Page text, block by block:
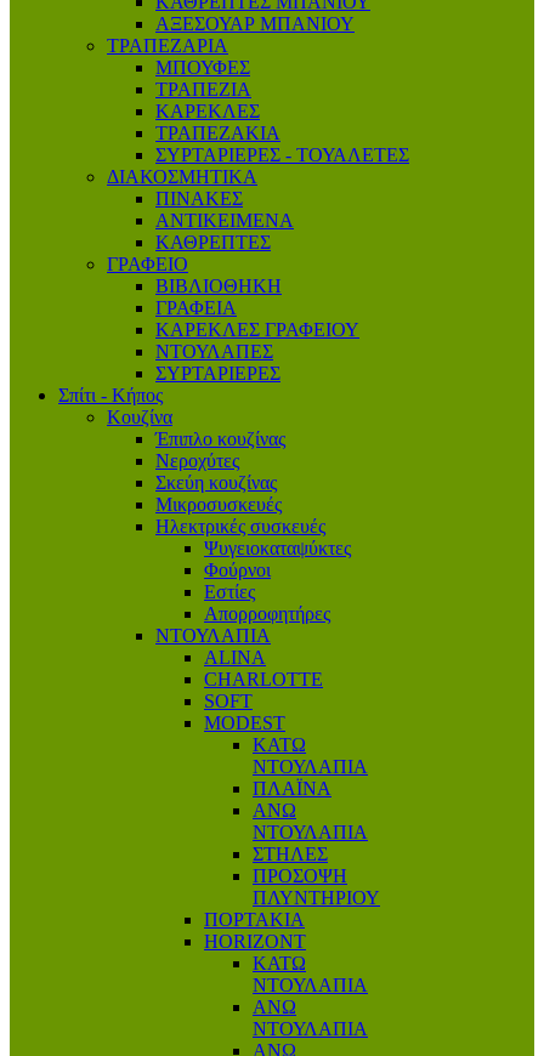
ΑΞΕΣΟΥΑΡ ΜΠΑΝΙΟΥ
ΤΡΑΠΕΖΑΡΙΑ
ΜΠΟΥΦΕΣ
ΤΡΑΠΕΖΙΑ
ΚΑΡΕΚΛΕΣ
ΤΡΑΠΕΖΑΚΙΑ
ΣΥΡΤΑΡΙΕΡΕΣ - ΤΟΥΑΛΕΤΕΣ
ΔΙΑΚΟΣΜΗΤΙΚΑ
ΠΙΝΑΚΕΣ
ΑΝΤΙΚΕΙΜΕΝΑ
ΚΑΘΡΕΠΤΕΣ
ΓΡΑΦΕΙΟ
ΒΙΒΛΙΟΘΗΚΗ
ΓΡΑΦΕΙΑ
ΚΑΡΕΚΛΕΣ ΓΡΑΦΕΙΟΥ
ΝΤΟΥΛΑΠΕΣ
ΣΥΡΤΑΡΙΕΡΕΣ
Σπίτι - Κήπος
Κουζίνα
Έπιπλο κουζίνας
Νεροχύτες
Σκεύη κουζίνας
Μικροσυσκευές
Ηλεκτρικές συσκευές
Ψυγειοκαταψύκτες
Φούρνοι
Εστίες
Απορροφητήρες
ΝΤΟΥΛΑΠΙΑ
ALINA
CHARLOTTE
SOFT
MODEST
ΚΑΤΩ
ΝΤΟΥΛΑΠΙΑ
ΠΛΑΪΝΑ
ΑΝΩ
ΝΤΟΥΛΑΠΙΑ
ΣΤΗΛΕΣ
ΠΡΟΣΟΨΗ
ΠΛΥΝΤΗΡΙΟΥ
ΠΟΡΤΑΚΙΑ
HORIZONT
ΚΑΤΩ
ΝΤΟΥΛΑΠΙΑ
ΑΝΩ
ΝΤΟΥΛΑΠΙΑ
ΑΝΩ